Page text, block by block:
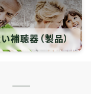
補聴器（製品）